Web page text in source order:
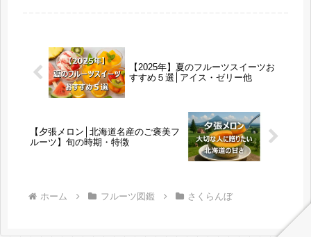
【2025年】夏のフルーツスイーツお
すすめ５選│アイス・ゼリー他
【夕張メロン│北海道名産のご褒美フ
ルーツ】旬の時期・特徴
ホーム フルーツ図鑑 さくらんぼ